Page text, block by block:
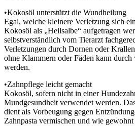
•Kokosöl unterstützt die Wundheilung
Egal, welche kleinere Verletzung sich
Kokosöl als „Heilsalbe“ aufgetragen
selbstverständlich vom Tierarzt
Verletzungen durch Dornen oder
ohne Klammern oder Fäden kann
werden.
•Zahnpflege leicht gemacht
Kokosöl, sofern nicht in einer
Mundgesundheit verwendet werden.
dient als Vorbeugung gegen
Zahnpasta vermischen und wie